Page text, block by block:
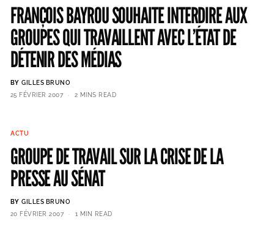
FRANÇOIS BAYROU SOUHAITE INTERDIRE AUX
GROUPES QUI TRAVAILLENT AVEC L’ÉTAT DE
DÉTENIR DES MÉDIAS
BY GILLES BRUNO
25 FÉVRIER 2007
2 MINS READ
ACTU
GROUPE DE TRAVAIL SUR LA CRISE DE LA
PRESSE AU SÉNAT
BY GILLES BRUNO
20 FÉVRIER 2007
1 MIN READ